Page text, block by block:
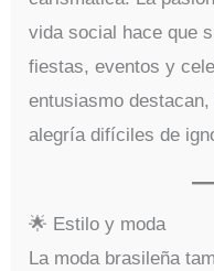
vida social hace que
fiestas, eventos y
entusiasmo
alegría difíciles de
🌟 Estilo y moda
La moda brasileña